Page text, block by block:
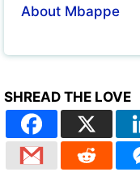
About Mbappe
SHREAD THE LOVE